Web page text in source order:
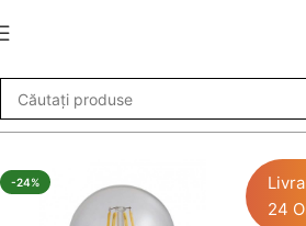
cu Filament»Bec LED filament
-24%
24